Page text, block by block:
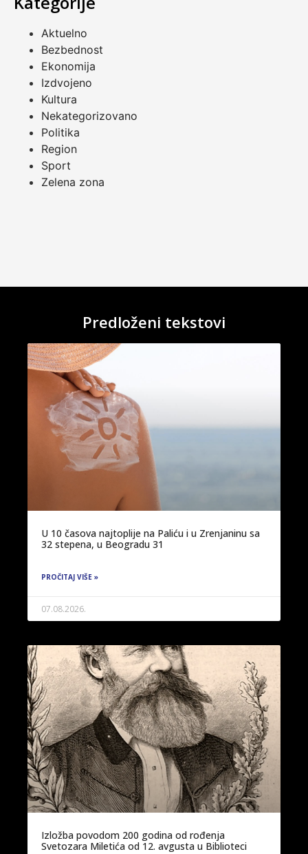
Aktuelno
Bezbednost
Ekonomija
Izdvojeno
Kultura
Nekategorizovano
Politika
Region
Sport
Zelena zona
Predloženi tekstovi
U 10 časova najtoplije na Paliću i u Zrenjaninu sa
32 stepena, u Beogradu 31
PROČITAJ VIŠE »
07.08.2026.
Izložba povodom 200 godina od rođenja
Svetozara Miletića od 12. avgusta u Biblioteci